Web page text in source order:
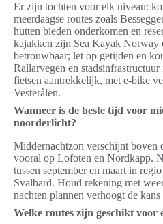
Er zijn tochten voor elk niveau:
meerdaagse routes zoals
hutten bieden onderkomen en
kajakken zijn Sea Kayak Norway
betrouwbaar; let op getijden en
Rallarvegen en
fietsen aantrekkelijk, met e-bike
Vesterålen.
Wanneer is de beste tijd voor
noorderlicht?
Middernachtzon verschijnt
vooral op Lofoten en Nordkapp.
tussen september en maart in
Svalbard. Houd rekening met
nachten plannen verhoogt de
Welke routes zijn geschikt voor